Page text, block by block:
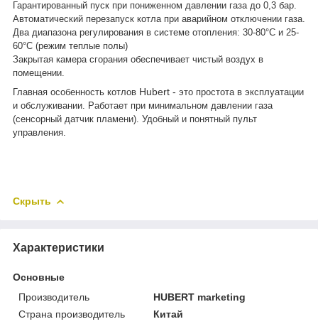
Гарантированный пуск при пониженном давлении газа до 0,3 бар.
Автоматический перезапуск котла при аварийном отключении газа.
Два диапазона регулирования в системе отопления: 30-80°C и 25-
60°С (режим теплые полы)
Закрытая камера сгорания обеспечивает чистый воздух в
помещении.
Главная особенность котлов Hubert - это простота в эксплуатации
и обслуживании. Работает при минимальном давлении газа
(сенсорный датчик пламени). Удобный и понятный пульт
управления.
Скрыть
Характеристики
Основные
Производитель
HUBERT marketing
Страна производитель
Китай